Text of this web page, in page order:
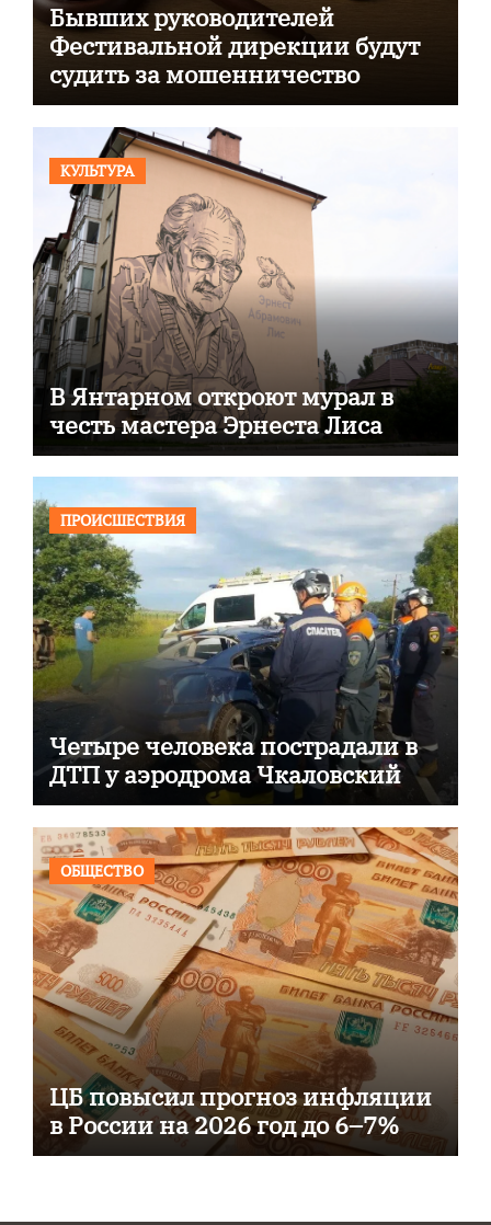
Бывших руководителей
Фестивальной дирекции будут
судить за мошенничество
КУЛЬТУРА
В Янтарном откроют мурал в
честь мастера Эрнеста Лиса
ПРОИСШЕСТВИЯ
Четыре человека пострадали в
ДТП у аэродрома Чкаловский
ОБЩЕСТВО
ЦБ повысил прогноз инфляции
в России на 2026 год до 6–7%